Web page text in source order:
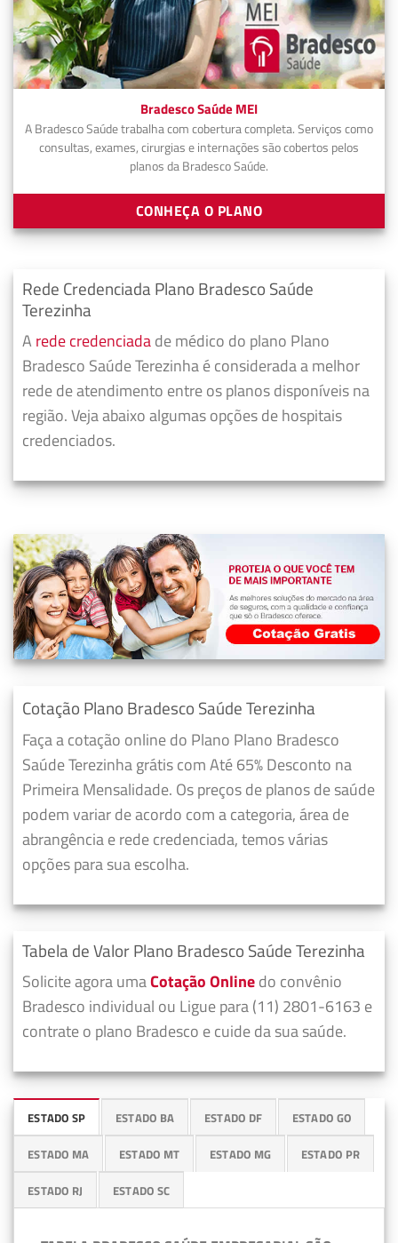
Bradesco Saúde MEI
A Bradesco Saúde trabalha com cobertura completa. Serviços como
consultas, exames, cirurgias e internações são cobertos pelos
planos da Bradesco Saúde.
CONHEÇA O PLANO
Rede Credenciada Plano Bradesco Saúde
Terezinha
A rede credenciadade médico do plano Plano
Bradesco Saúde Terezinha é considerada a melhor
rede de atendimento entre os planos disponíveis na
região. Veja abaixo algumas opções de hospitais
credenciados.
Cotação Plano Bradesco Saúde Terezinha
Faça a cotação online do Plano Plano Bradesco
Saúde Terezinha grátis com Até 65% Desconto na
Primeira Mensalidade. Os preços de planos de saúde
podem variar de acordo com a categoria, área de
abrangência e rede credenciada, temos várias
opções para sua escolha.
Tabela de Valor Plano Bradesco Saúde Terezinha
Solicite agora umaCotação Onlinedo convênio
Bradesco individual ou Ligue para (11) 2801-6163 e
contrate o plano Bradesco e cuide da sua saúde.
ESTADO SP ESTADO BA ESTADO DF ESTADO GO
ESTADO MA ESTADO MT ESTADO MG ESTADO PR
ESTADO RJ ESTADO SC